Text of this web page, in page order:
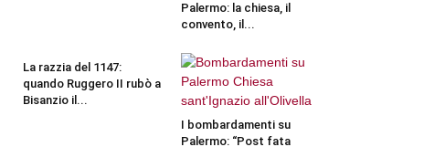
Palermo: la chiesa, il
convento, il...
La razzia del 1147:
quando Ruggero II rubò a
Bisanzio il...
I bombardamenti su
Palermo: “Post fata